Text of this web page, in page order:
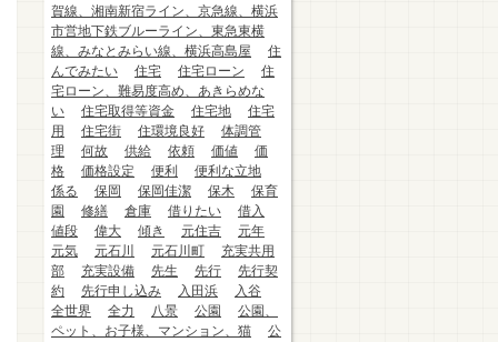
賀線、湘南新宿ライン、京急線、横浜
市営地下鉄ブルーライン、東急東横
線、みなとみらい線、横浜高島屋
住
んでみたい
住宅 住宅ローン
住
宅ローン、難易度高め、あきらめな
い
住宅取得等資金 住宅地
住宅
用
住宅街 住環境良好
体調管
理
何故 供給 依頼 価値
価
格
価格設定 便利
便利な立地
係る
保岡 保岡佳潔 保木
保育
園
修繕 倉庫 借りたい
借入
値段
偉大 傾き 元住吉
元年
元気
元石川 元石川町
充実共用
部
充実設備 先生 先行
先行契
約
先行申し込み 入田浜
入谷
全世界
全力 八景 公園
公園、
ペット、お子様、マンション、猫
公